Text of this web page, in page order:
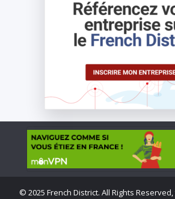
© 2025 French District. All Rights